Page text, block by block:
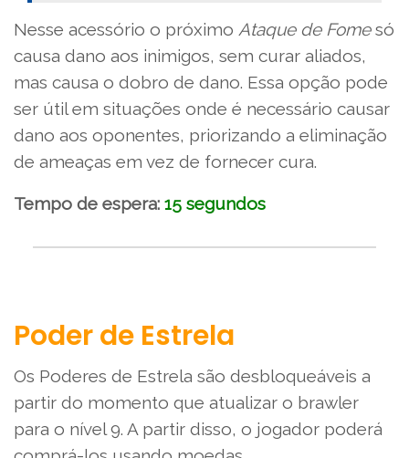
Nesse acessório o próximo Ataque de Fomesó
causa dano aos inimigos, sem curar aliados,
mas causa o dobro de dano. Essa opção pode
ser útil em situações onde é necessário causar
dano aos oponentes, priorizando a eliminação
de ameaças em vez de fornecer cura.
Tempo de espera: 15 segundos
Poder de Estrela
Os Poderes de Estrela são desbloqueáveis a
partir do momento que atualizar o brawler
para o nível 9. A partir disso, o jogador poderá